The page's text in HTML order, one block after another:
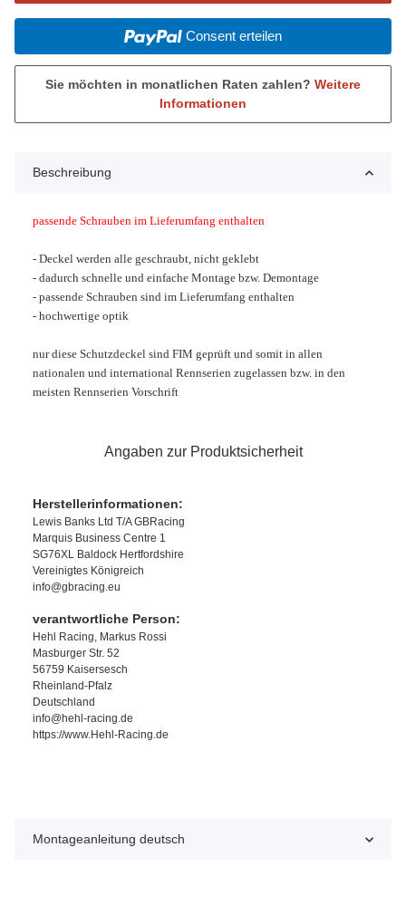
Consent erteilen
Sie möchten in monatlichen Raten zahlen? Weitere
Informationen
Beschreibung
passende Schrauben im Lieferumfang enthalten
- Deckel werden alle geschraubt, nicht geklebt
- dadurch schnelle und einfache Montage bzw. Demontage
- passende Schrauben sind im Lieferumfang enthalten
- hochwertige optik
nur diese Schutzdeckel sind FIM geprüft und somit in allen
nationalen und international Rennserien zugelassen bzw. in den
meisten Rennserien Vorschrift
Angaben zur Produktsicherheit
Herstellerinformationen:
Lewis Banks Ltd T/A GBRacing
Marquis Business Centre 1
SG76XL Baldock Hertfordshire
Vereinigtes Königreich
info@gbracing.eu
verantwortliche Person:
Hehl Racing, Markus Rossi
Masburger Str. 52
56759 Kaisersesch
Rheinland-Pfalz
Deutschland
info@hehl-racing.de
https://www.Hehl-Racing.de
Montageanleitung deutsch